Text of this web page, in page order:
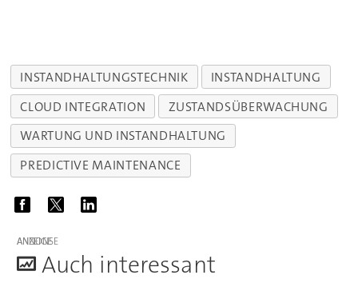
INSTANDHALTUNGSTECHNIK
INSTANDHALTUNG
CLOUD INTEGRATION
ZUSTANDSÜBERWACHUNG
WARTUNG UND INSTANDHALTUNG
PREDICTIVE MAINTENANCE
ANZEIGE
Auch interessant